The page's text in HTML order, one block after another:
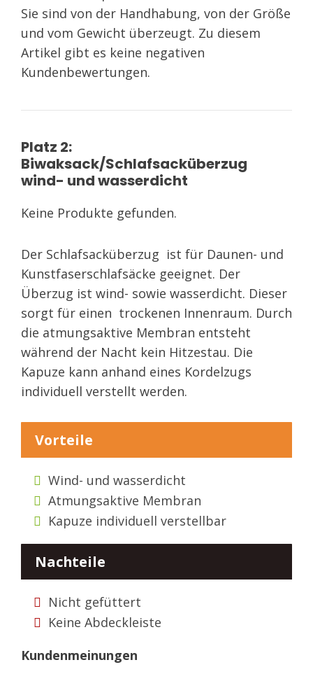
Sie sind von der Handhabung, von der Größe
und vom Gewicht überzeugt. Zu diesem
Artikel gibt es keine negativen
Kundenbewertungen.
Platz 2:
Biwaksack/Schlafsacküberzug
wind- und wasserdicht
Keine Produkte gefunden.
Der Schlafsacküberzug ist für Daunen- und
Kunstfaserschlafsäcke geeignet. Der
Überzug ist wind- sowie wasserdicht. Dieser
sorgt für einen trockenen Innenraum. Durch
die atmungsaktive Membran entsteht
während der Nacht kein Hitzestau. Die
Kapuze kann anhand eines Kordelzugs
individuell verstellt werden.
Vorteile
Wind- und wasserdicht
Atmungsaktive Membran
Kapuze individuell verstellbar
Nachteile
Nicht gefüttert
Keine Abdeckleiste
Kundenmeinungen